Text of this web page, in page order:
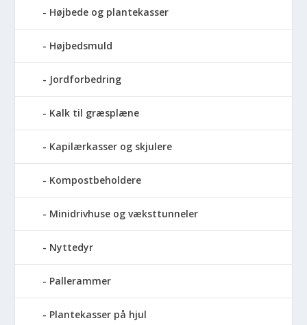
Højbede og plantekasser
Højbedsmuld
Jordforbedring
Kalk til græsplæne
Kapilærkasser og skjulere
Kompostbeholdere
Minidrivhuse og væksttunneler
Nyttedyr
Pallerammer
Plantekasser på hjul